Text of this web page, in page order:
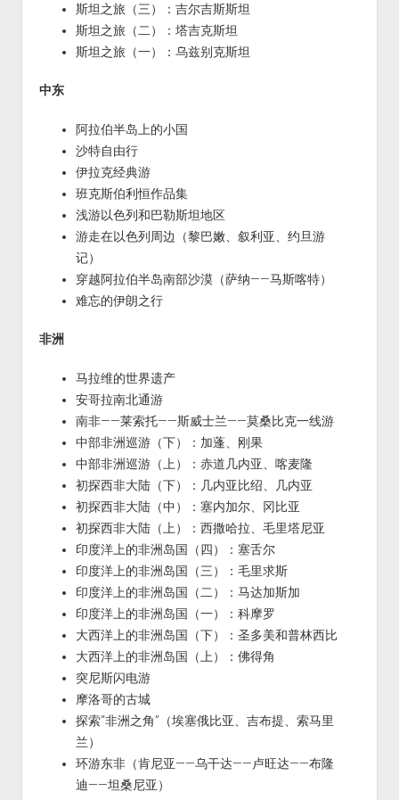
斯坦之旅（三）：吉尔吉斯斯坦
斯坦之旅（二）：塔吉克斯坦
斯坦之旅（一）：乌兹别克斯坦
中东
阿拉伯半岛上的小国
沙特自由行
伊拉克经典游
班克斯伯利恒作品集
浅游以色列和巴勒斯坦地区
游走在以色列周边（黎巴嫩、叙利亚、约旦游
记）
穿越阿拉伯半岛南部沙漠（萨纳——马斯喀特）
难忘的伊朗之行
非洲
马拉维的世界遗产
安哥拉南北通游
南非——莱索托——斯威士兰——莫桑比克一线游
中部非洲巡游（下）：加蓬、刚果
中部非洲巡游（上）：赤道几内亚、喀麦隆
初探西非大陆（下）：几内亚比绍、几内亚
初探西非大陆（中）：塞内加尔、冈比亚
初探西非大陆（上）：西撒哈拉、毛里塔尼亚
印度洋上的非洲岛国（四）：塞舌尔
印度洋上的非洲岛国（三）：毛里求斯
印度洋上的非洲岛国（二）：马达加斯加
印度洋上的非洲岛国（一）：科摩罗
大西洋上的非洲岛国（下）：圣多美和普林西比
大西洋上的非洲岛国（上）：佛得角
突尼斯闪电游
摩洛哥的古城
探索“非洲之角”（埃塞俄比亚、吉布提、索马里
兰）
环游东非（肯尼亚——乌干达——卢旺达——布隆
迪——坦桑尼亚）